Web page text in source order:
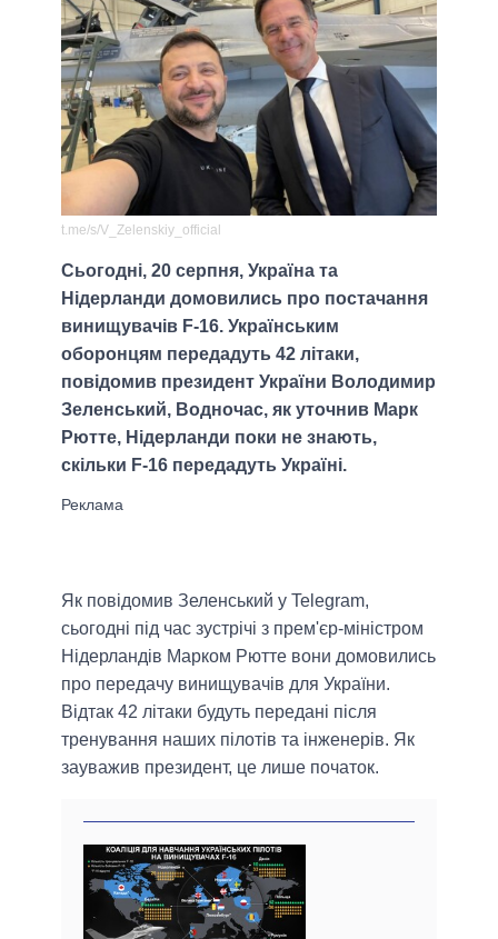
t.me/s/V_Zelenskiy_official
Сьогодні, 20 серпня, Україна та
Нідерланди домовились про постачання
винищувачів F-16. Українським
оборонцям передадуть 42 літаки,
повідомив президент України Володимир
Зеленський, Водночас, як уточнив Марк
Рютте, Нідерланди поки не знають,
скільки F-16 передадуть Україні.
Як повідомив Зеленський у Telegram,
сьогодні під час зустрічі з прем'єр-міністром
Нідерландів Марком Рютте вони домовились
про передачу винищувачів для України.
Відтак 42 літаки будуть передані після
тренування наших пілотів та інженерів. Як
зауважив президент, це лише початок.